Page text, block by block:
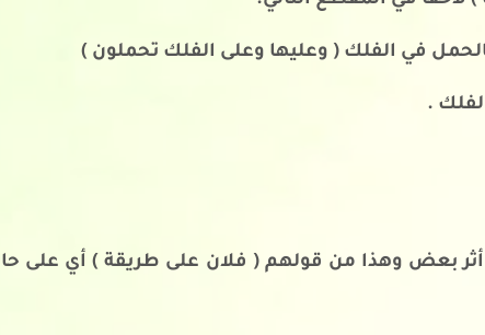
في الفلك ( وعليها وعلى الفلك تحملون )
.
بعض وهذا من قولهم ( فلان على طريقة ) أي على